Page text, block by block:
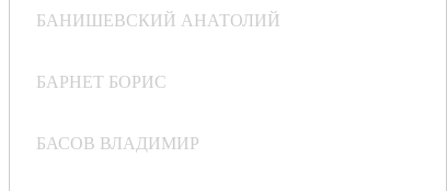
БАНИШЕВСКИЙ АНАТОЛИЙ
БАРНЕТ БОРИС
БАСОВ ВЛАДИМИР